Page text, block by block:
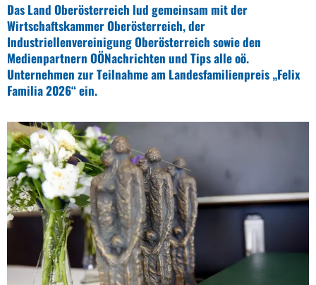
Das Land Oberösterreich lud gemeinsam mit der
Wirtschaftskammer Oberösterreich, der
Industriellenvereinigung Oberösterreich sowie den
Medienpartnern OÖNachrichten und Tips alle oö.
Unternehmen zur Teilnahme am Landesfamilienpreis „Felix
Familia 2026“ ein.